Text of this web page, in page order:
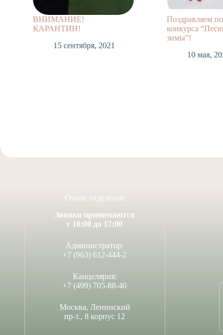
ВНИМАНИЕ!
КАРАНТИН!
15 сентября, 2021
Поздравляем
конкурса
зимы”!
10 мая,
Очное отделение
Звонки принимаются
с 10:00 до 17:00
Администратор:
+7 (963) 612-444-2
Канцелярия:
+7 (499) 705-88-40
Москва, Ленинский
пр-т., 8 корпус 12